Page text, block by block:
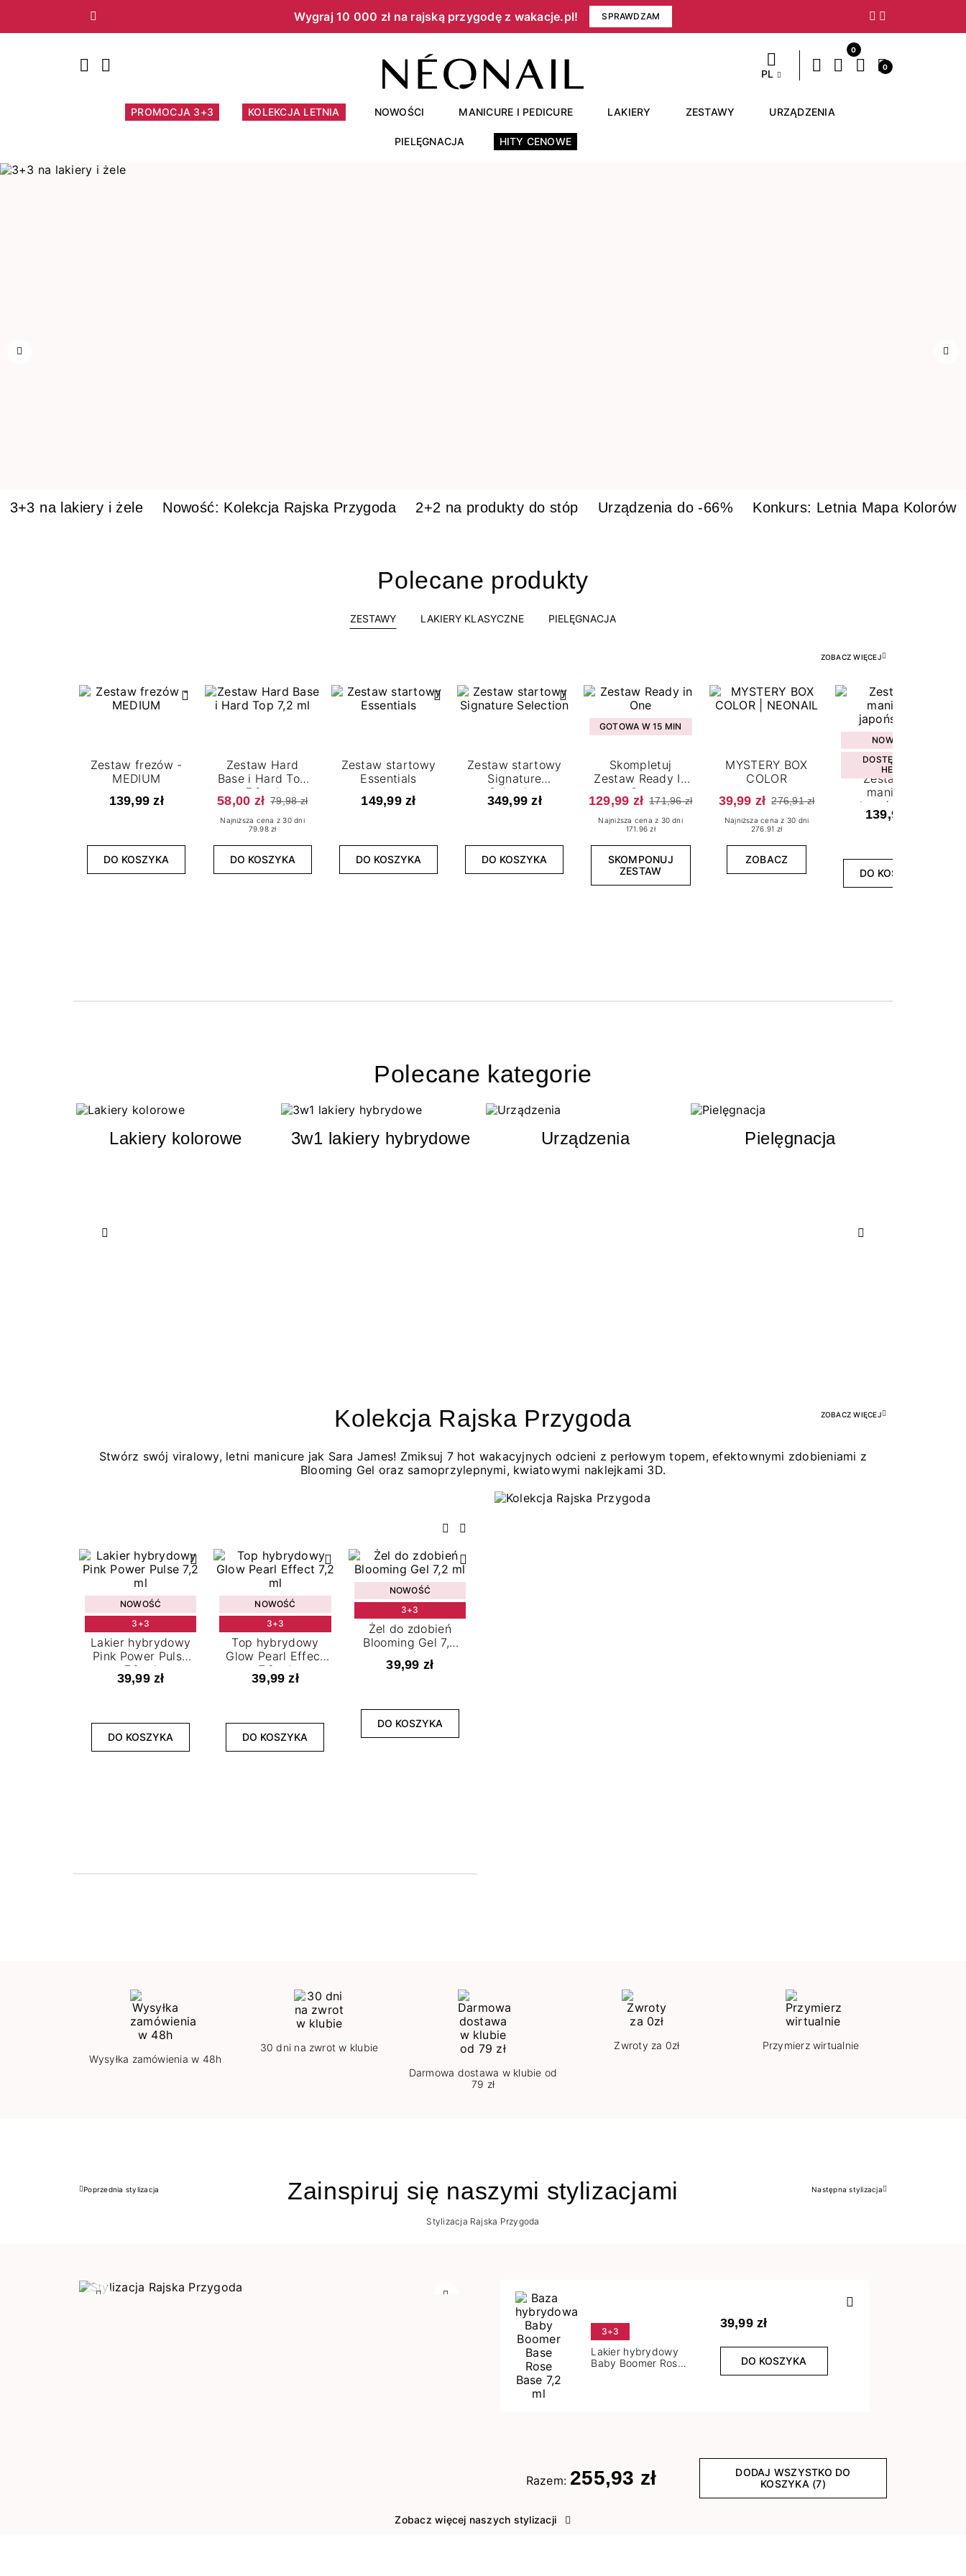
Wygraj 10 000 zł na rajską przygodę z wakacje.pl!​ SPRAWDZAM
Poprzedni Następny
PL
0
0
PROMOCJA 3+3 KOLEKCJA LETNIA NOWOŚCI MANICURE I PEDICURE LAKIERY ZESTAWY URZĄDZENIA
PIELĘGNACJA HITY CENOWE
3+3 na lakiery i żele Nowość: Kolekcja Rajska Przygoda 2+2 na produkty do stóp Urządzenia do -66% Konkurs: Letnia Mapa Kolorów
Polecane produkty
ZESTAWY LAKIERY KLASYCZNE PIELĘGNACJA
ZOBACZ WIĘCEJ
Zestaw frezów -
MEDIUM
139,99 zł
DO KOSZYKA
Zestaw Hard
Base i Hard Top
7,2 ml
58,00 zł 79,98 zł
Najniższa cena z 30 dni
79.98 zł
DO KOSZYKA
Zestaw startowy
Essentials
149,99 zł
DO KOSZYKA
Zestaw startowy
Signature
Selection
349,99 zł
DO KOSZYKA
GOTOWA W 15 MIN
Skompletuj
Zestaw Ready In
One
129,99 zł 171,96 zł
Najniższa cena z 30 dni
171.96 zł
SKOMPONUJ
ZESTAW
MYSTERY BOX
COLOR
39,99 zł 276,91 zł
Najniższa cena z 30 dni
276.91 zł
ZOBACZ
NOWOŚĆ
DOSTĘPNY W
HEBE
Zestaw do
manicure
japońskiego
139,99 zł
DO KOSZYKA
Polecane kategorie
Lakiery kolorowe 3w1 lakiery hybrydowe Urządzenia Pielęgnacja
Kolekcja Rajska Przygoda ZOBACZ WIĘCEJ
Stwórz swój viralowy, letni manicure jak Sara James! Zmiksuj 7 hot wakacyjnych odcieni z perłowym topem, efektownymi zdobieniami z
Blooming Gel oraz samoprzylepnymi, kwiatowymi naklejkami 3D.
Poprzedni
Następny
NOWOŚĆ
3+3
Lakier hybrydowy
Pink Power Pulse
7,2 ml
39,99 zł
DO KOSZYKA
NOWOŚĆ
3+3
Top hybrydowy
Glow Pearl Effect
7,2 ml
39,99 zł
DO KOSZYKA
NOWOŚĆ
3+3
Żel do zdobień
Blooming Gel 7,2
ml
39,99 zł
DO KOSZYKA
Wysyłka zamówienia w 48h
30 dni na zwrot w klubie
Darmowa dostawa w klubie od
79 zł
Zwroty za 0zł Przymierz wirtualnie
Zainspiruj się naszymi stylizacjami
Poprzedni
Poprzednia stylizacja Następny
Następna stylizacja
Stylizacja Rajska Przygoda
3+3
Lakier hybrydowy
Baby Boomer Rose
39,99 zł
DO KOSZYKA
Razem: 255,93 zł
DODAJ WSZYSTKO DO
KOSZYKA (7)
Zobacz więcej naszych stylizacji